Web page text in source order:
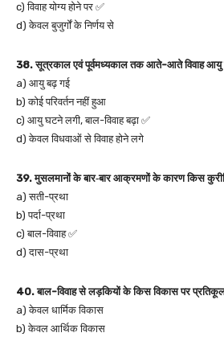
c) विवाह योग्य होने पर ✅
d) केवल बुजुर्गों के निर्णय से
38. सूत्रकाल एवं पूर्वमध्यकाल तक आते-आते विवाह
a) आयु बढ़ गई
b) कोई परिवर्तन नहीं हुआ
c) आयु घटने लगी, बाल-विवाह बढ़ा ✅
d) केवल विधवाओं से विवाह होने लगे
39. मुसलमानों के बार‑बार आक्रमणों के कारण किस
a) सती-प्रथा
b) पर्दा-प्रथा
c) बाल-विवाह ✅
d) दास-प्रथा
40. बाल-विवाह से लड़कियों के किस विकास पर
a) केवल धार्मिक विकास
b) केवल आर्थिक विकास